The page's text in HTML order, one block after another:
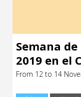
Semana de
2019 en el
From 12 to 14